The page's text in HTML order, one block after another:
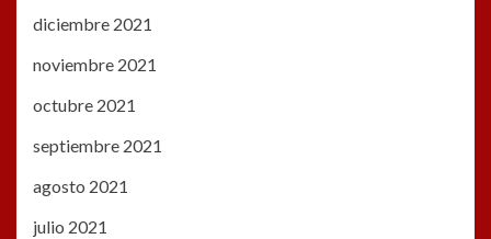
diciembre 2021
noviembre 2021
octubre 2021
septiembre 2021
agosto 2021
julio 2021